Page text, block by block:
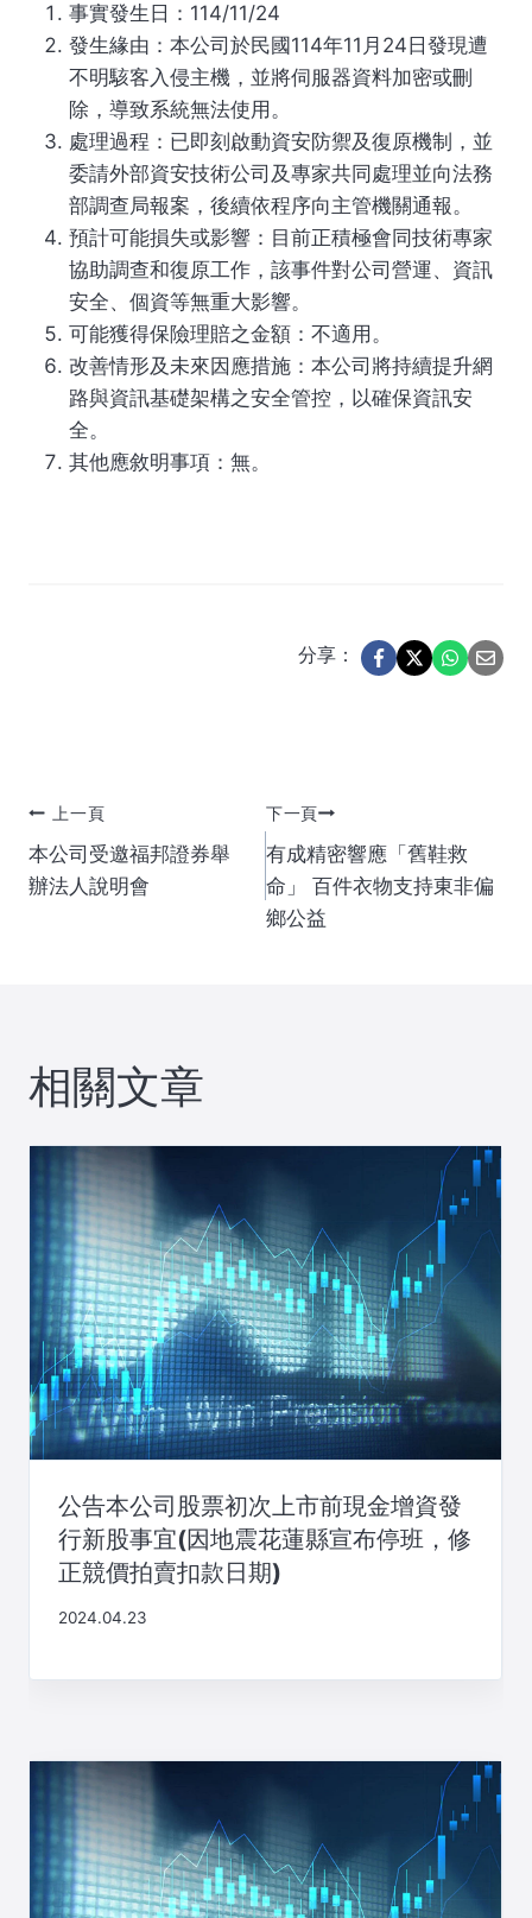
事實發生日：114/11/24
發生緣由：本公司於民國114年11月24日發現遭
不明駭客入侵主機，並將伺服器資料加密或刪
除，導致系統無法使用。
處理過程：已即刻啟動資安防禦及復原機制，並
委請外部資安技術公司及專家共同處理並向法務
部調查局報案，後續依程序向主管機關通報。
預計可能損失或影響：目前正積極會同技術專家
協助調查和復原工作，該事件對公司營運、資訊
安全、個資等無重大影響。
可能獲得保險理賠之金額：不適用。
改善情形及未來因應措施：本公司將持續提升網
路與資訊基礎架構之安全管控，以確保資訊安
全。
其他應敘明事項：無。
分享：
文
章
上一頁
本公司受邀福邦證券舉
辦法人說明會
下一頁
有成精密響應「舊鞋救
命」 百件衣物支持東非偏
鄉公益
相關文章
公告本公司股票初次上市前現金增資發
行新股事宜(因地震花蓮縣宣布停班，修
正競價拍賣扣款日期)
2024.04.23